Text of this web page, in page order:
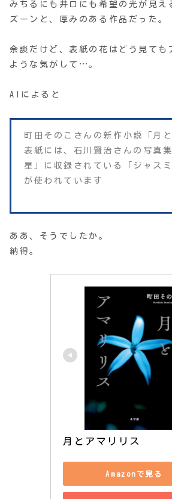
みちるにも井口にも希望の光が見え
ズーンと、厚みのある作品だった。
余談だけど、表紙の花はどう見ても
ような気がして…。
AIによると
町田そのこさんの新作小説「月
表紙には、石川賢治さんの写真
星」に収録されている「ジャス
が使われています
ああ、そうでしたか。
納得。
月とアマリリス
Amazonで見る